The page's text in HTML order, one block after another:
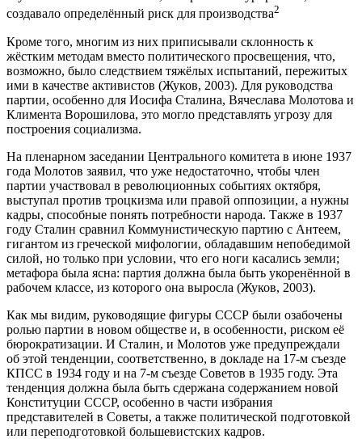
создавало определённый риск для производства2
Кроме того, многим из них приписывали склонность к
жёстким методам вместо политического просвещения, что,
возможно, было следствием тяжёлых испытаний, пережитых
ими в качестве активистов (Жуков, 2003). Для руководства
партии, особенно для Иосифа Сталина, Вячеслава Молотова и
Климента Ворошилова, это могло представлять угрозу для
построения социализма.
На пленарном заседании Центрального комитета в июне 1937
года Молотов заявил, что уже недостаточно, чтобы член
партии участвовал в революционных событиях октября,
выступал против троцкизма или правой оппозиции, а нужны
кадры, способные понять потребности народа. Также в 1937
году Сталин сравнил Коммунистическую партию с Антеем,
гигантом из греческой мифологии, обладавшим непобедимой
силой, но только при условии, что его ноги касались земли;
метафора была ясна: партия должна была быть укоренённой в
рабочем классе, из которого она выросла (Жуков, 2003).
Как мы видим, руководящие фигуры СССР были озабочены
ролью партии в новом обществе и, в особенности, риском её
бюрократизации. И Сталин, и Молотов уже предупреждали
об этой тенденции, соответственно, в докладе на 17-м съезде
КПСС в 1934 году и на 7-м съезде Советов в 1935 году. Эта
тенденция должна была быть сдержана содержанием новой
Конституции СССР, особенно в части избрания
представителей в Советы, а также политической подготовкой
или переподготовкой большевистских кадров.